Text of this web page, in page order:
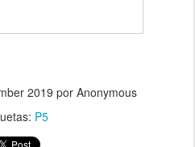
2019 por Anonymous
P5